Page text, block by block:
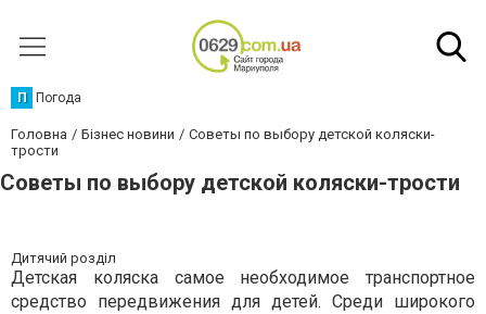
П Погода
Головна Бізнес новини
Советы по выбору детской коляски-
трости
Советы по выбору детской коляски-трости
Дитячий розділ
Детская коляска самое необходимое транспортное
средство передвижения для детей. Среди широкого